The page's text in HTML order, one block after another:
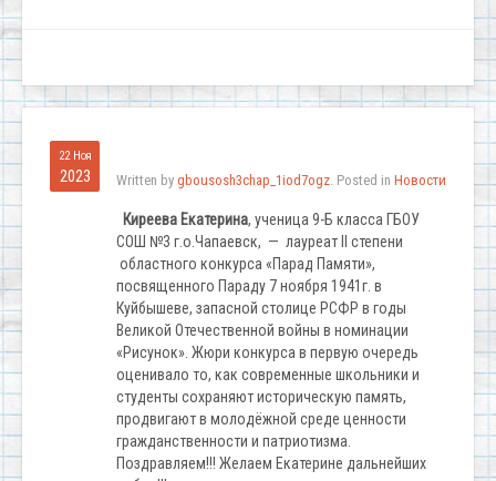
22 Ноя
2023 Written by gbousosh3chap_1iod7ogz. Posted in Новости
Киреева Екатерина, ученица 9-Б класса ГБОУ
СОШ №3 г.о.Чапаевск, — лауреат II степени
областного конкурса «Парад Памяти»,
посвященного Параду 7 ноября 1941г. в
Куйбышеве, запасной столице РСФР в годы
Великой Отечественной войны в номинации
«Рисунок». Жюри конкурса в первую очередь
оценивало то, как современные школьники и
студенты сохраняют историческую память,
продвигают в молодёжной среде ценности
гражданственности и патриотизма.
Поздравляем!!! Желаем Екатерине дальнейших